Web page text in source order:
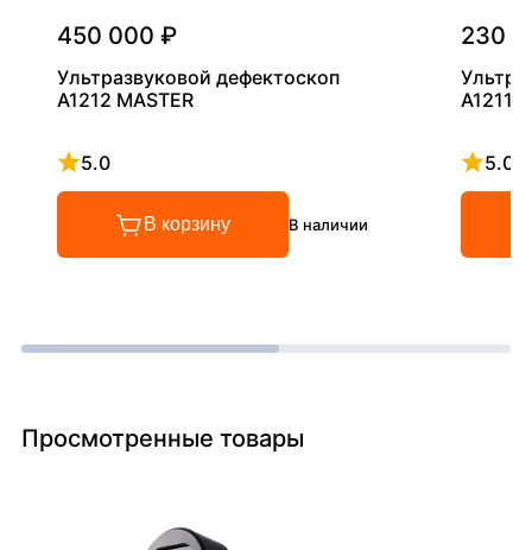
450 000 ₽
Ультразвуковой дефектоскоп
А1212 MASTER
5.0
Рейтинг 5 из 5
В корзину В наличии
230
А1211
5.0
Просмотренные товары